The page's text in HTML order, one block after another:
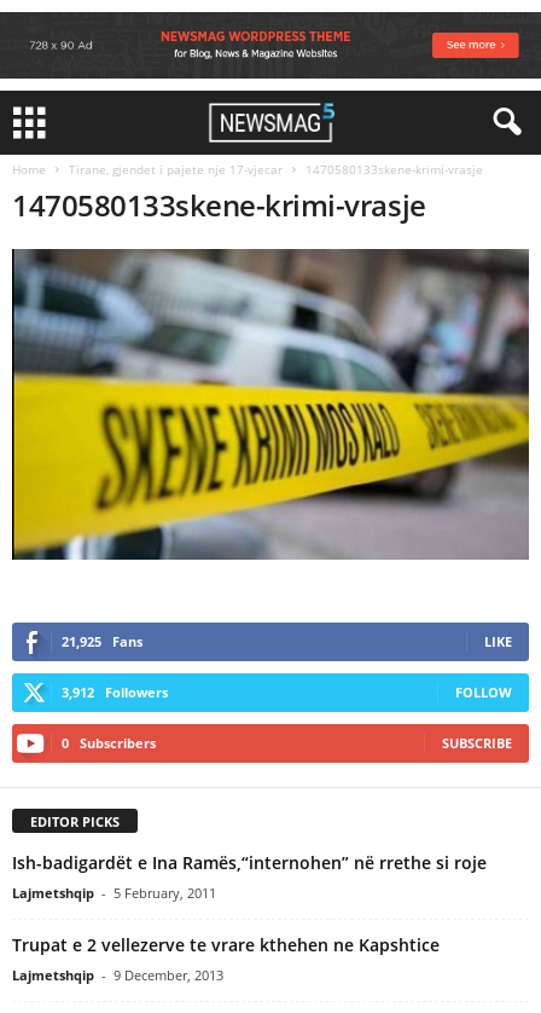
Home Tirane, gjendet i pajete nje 17-vjecar 1470580133skene-krimi-vrasje
1470580133skene-krimi-vrasje
21,925 Fans LIKE
3,912 Followers FOLLOW
0 Subscribers SUBSCRIBE
EDITOR PICKS
Ish-badigardët e Ina Ramës,“internohen” në rrethe si roje
Lajmetshqip - 5 February, 2011
Trupat e 2 vellezerve te vrare kthehen ne Kapshtice
Lajmetshqip - 9 December, 2013